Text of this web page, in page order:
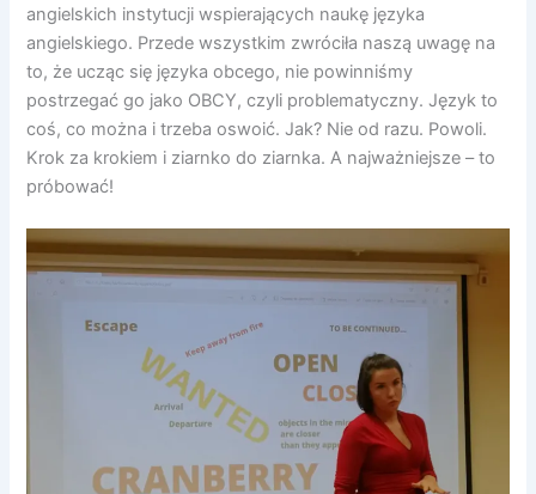
angielskich instytucji wspierających naukę języka
angielskiego. Przede wszystkim zwróciła naszą uwagę na
to, że ucząc się języka obcego, nie powinniśmy
postrzegać go jako OBCY, czyli problematyczny. Język to
coś, co można i trzeba oswoić. Jak? Nie od razu. Powoli.
Krok za krokiem i ziarnko do ziarnka. A najważniejsze – to
próbować!